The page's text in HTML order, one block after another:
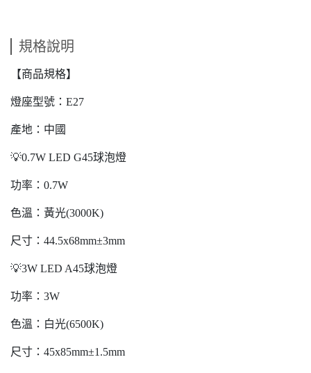
規格說明
【商品規格】
燈座型號：E27
產地：中國
💡0.7W LED G45球泡燈
功率：0.7W
色溫：黃光(3000K)
尺寸：44.5x68mm±3mm
💡3W LED A45球泡燈
功率：3W
色溫：白光(6500K)
尺寸：45x85mm±1.5mm